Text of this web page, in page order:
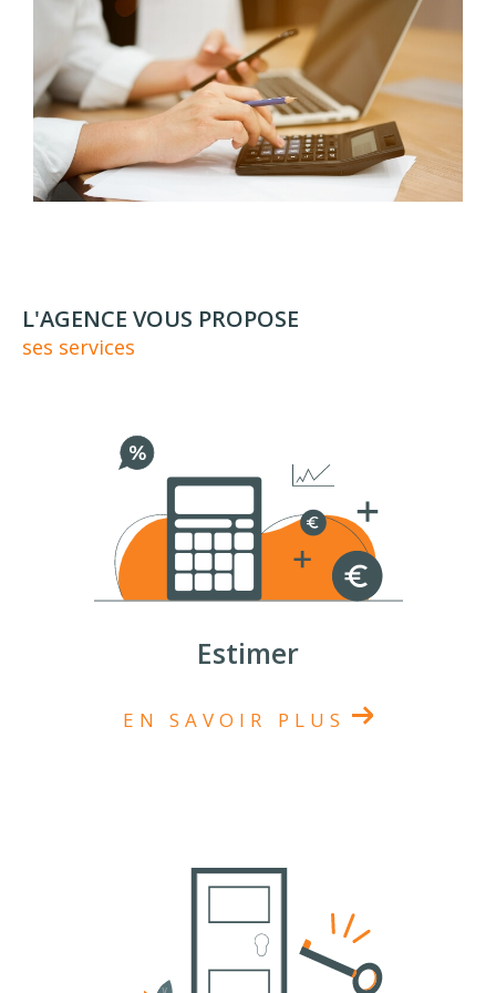
contact@agence-des-bains.com.
Vous pouvez également nous rencontrer au
avenue Charles de Gaulle, 73100 Aix-les-Bains.
Notre équipe reste disponible pour vous
accompagner dans votre projet immobilier à Aix-
les-Bains avec professionnalisme et proximité.
Au plaisir de vous recevoir.
L'AGENCE VOUS PROPOSE
ses services
Estimer
EN SAVOIR PLUS